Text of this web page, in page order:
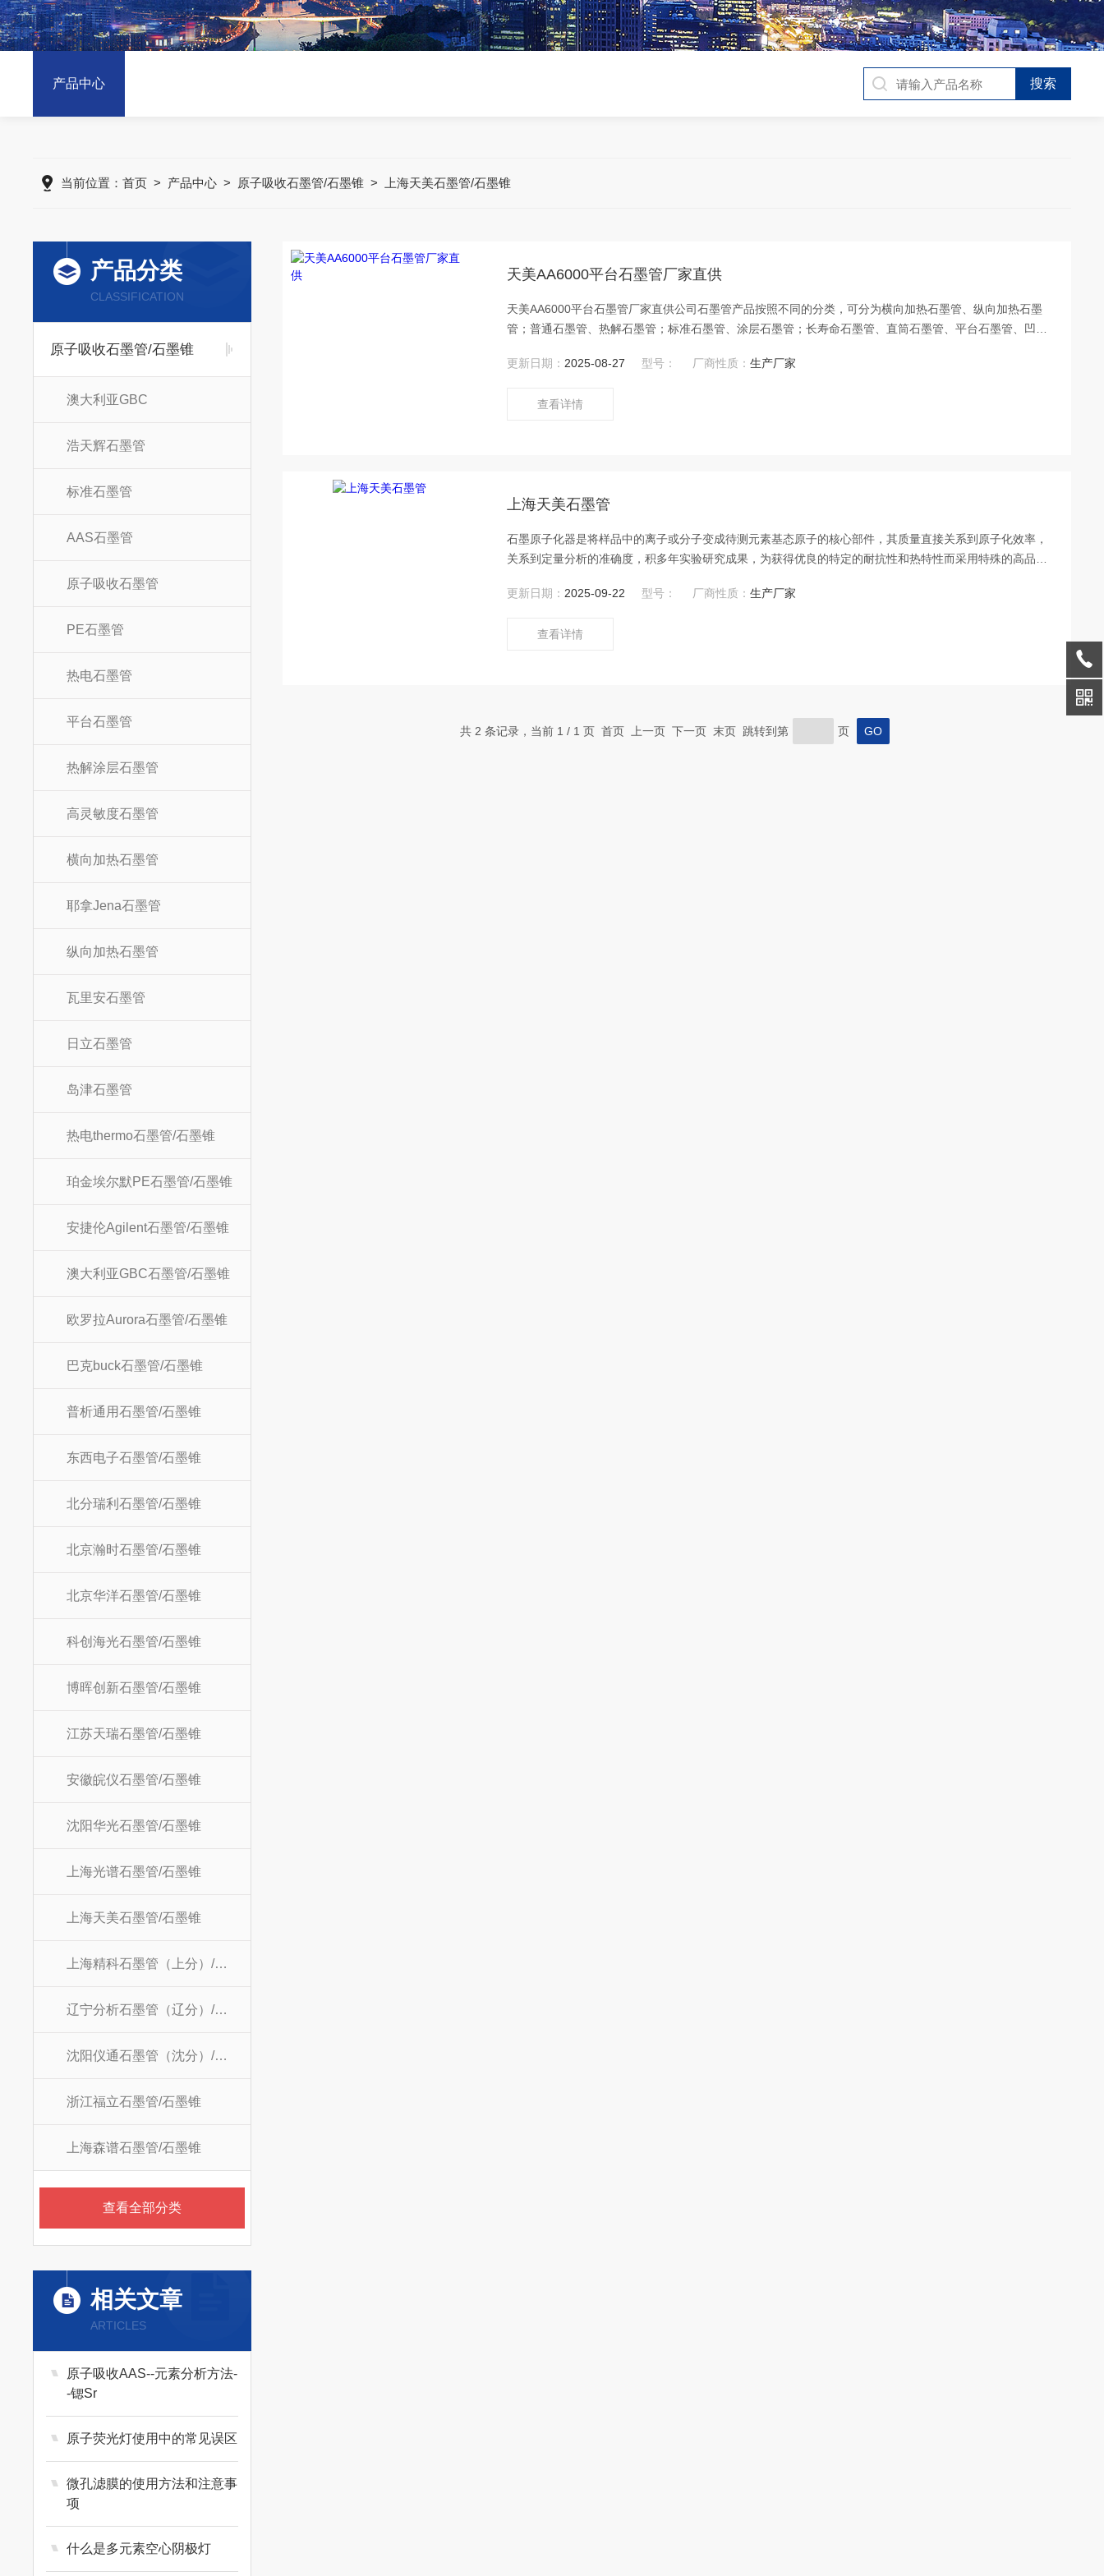
产品中心
当前位置：首页 > 产品中心 > 原子吸收石墨管/石墨锥 > 上海天美石墨管/石墨锥
产品分类
CLASSIFICATION
原子吸收石墨管/石墨锥
澳大利亚GBC
浩天辉石墨管
标准石墨管
AAS石墨管
原子吸收石墨管
PE石墨管
热电石墨管
平台石墨管
热解涂层石墨管
高灵敏度石墨管
横向加热石墨管
耶拿Jena石墨管
纵向加热石墨管
瓦里安石墨管
日立石墨管
岛津石墨管
热电thermo石墨管/石墨锥
珀金埃尔默PE石墨管/石墨锥
安捷伦Agilent石墨管/石墨锥
澳大利亚GBC石墨管/石墨锥
欧罗拉Aurora石墨管/石墨锥
巴克buck石墨管/石墨锥
普析通用石墨管/石墨锥
东西电子石墨管/石墨锥
北分瑞利石墨管/石墨锥
北京瀚时石墨管/石墨锥
北京华洋石墨管/石墨锥
科创海光石墨管/石墨锥
博晖创新石墨管/石墨锥
江苏天瑞石墨管/石墨锥
安徽皖仪石墨管/石墨锥
沈阳华光石墨管/石墨锥
上海光谱石墨管/石墨锥
上海天美石墨管/石墨锥
上海精科石墨管（上分）/石墨锥
辽宁分析石墨管（辽分）/石墨锥
沈阳仪通石墨管（沈分）/石墨锥
浙江福立石墨管/石墨锥
上海森谱石墨管/石墨锥
查看全部分类
相关文章
ARTICLES
原子吸收AAS--元素分析方法-
-锶Sr
原子荧光灯使用中的常见误区
微孔滤膜的使用方法和注意事
项
什么是多元素空心阴极灯
天美AA6000平台石墨管厂家直供
天美AA6000平台石墨管厂家直供公司石墨管产品按照不同的分类，可分为横向加热石墨管、纵向加热石墨
管；普通石墨管、热解石墨管；标准石墨管、涂层石墨管；长寿命石墨管、直筒石墨管、平台石墨管、凹台
家配套的产品外，还向销往世界各地。
更新日期： 2025-08-27 型号： 厂商性质：生产厂家
查看详情
上海天美石墨管
石墨原子化器是将样品中的离子或分子变成待测元素基态原子的核心部件，其质量直接关系到原子化效率，
关系到定量分析的准确度，积多年实验研究成果，为获得优良的特定的耐抗性和热特性而采用特殊的高品质
长、性价比高的特点，其各项测试性能指标均能达到国内外*水平。上海天美石墨管
更新日期： 2025-09-22 型号： 厂商性质：生产厂家
查看详情
共 2 条记录，当前 1 / 1 页 首页 上一页 下一页 末页 跳转到第 页